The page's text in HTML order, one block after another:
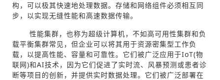
构，可以极其快速地处理数据。存储和网络组件必须相互同
步，以实现无缝性能和高速数据传输。
性能集群，也称为超级计算机，不如高可用性集群和负
载平衡集群常见，但企业可以将其用于资源密集型工作负
载，以提高性能、容量和可靠性。它们被广泛应用于IoT(物
联网)和AI技术，因为它们促进了实时流、风暴预测或患者诊
断等项目的创新，并提供实时数据处理。它们被广泛部署在